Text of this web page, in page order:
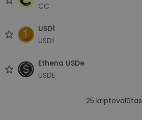
CC
USD1
USD1
Ethena USDe
USDE
25 kriptovalūtas